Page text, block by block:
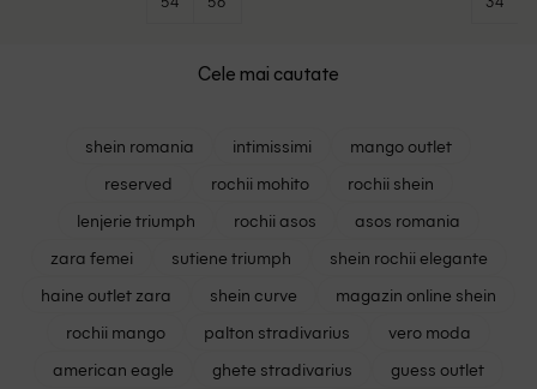
Cele mai cautate
shein romania intimissimi
mango outlet
reserved
rochii mohito
rochii shein
lenjerie triumph
rochii asos
asos romania
zara femei
sutiene triumph
shein rochii elegante
haine outlet zara
shein curve
magazin online shein
rochii mango
palton stradivarius
vero moda
american eagle
ghete stradivarius
guess outlet